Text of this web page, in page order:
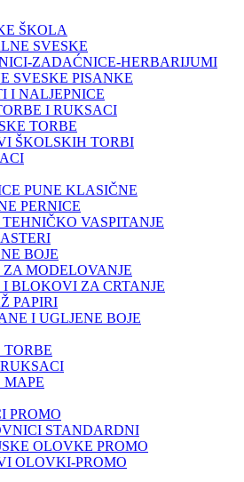
ŠKOLA
SVESKE
ZADAĆNICE-HERBARIJUMI
SVESKE PISANKE
I NALJEPNICE
I RUKSACI
TORBE
ŠKOLSKIH TORBI
PUNE KLASIČNE
PERNICE
VASPITANJE
BOJE
ZA MODELOVANJE
I BLOKOVI ZA CRTANJE
PAPIRI
I UGLJENE BOJE
TORBE
MAPE
PROMO
STANDARDNI
OLOVKE PROMO
OLOVKI-PROMO